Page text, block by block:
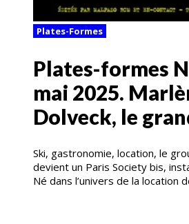
Plates-Formes
Plates-formes
mai 2025.
Dolveck, le
Ski, gastronomie, location, le
devient un Paris Society bis,
Né dans l’univers de la location